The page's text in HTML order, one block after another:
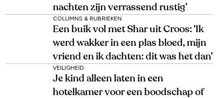
nachten zijn verrassend rustig’
COLUMNS & RUBRIEKEN
Een buik vol met Shar uit Croos: ‘Ik
werd wakker in een plas bloed, mijn
vriend en ik dachten: dit was het dan’
VEILIGHEID
Je kind alleen laten in een
hotelkamer voor een boodschap of